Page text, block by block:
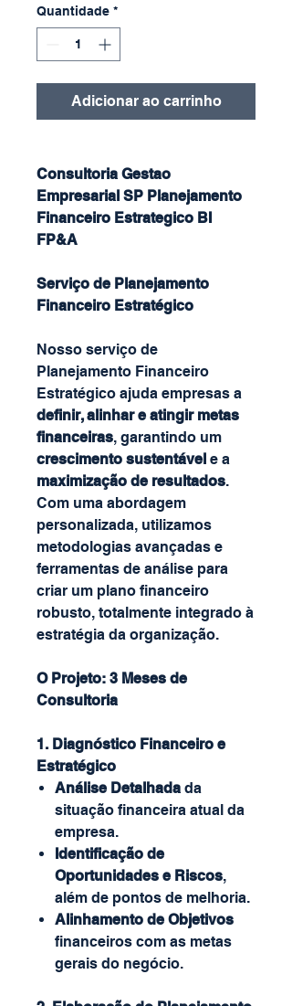
Quantidade *
Adicionar ao carrinho
Consultoria Gestao
Empresarial SP Planejamento
Financeiro Estrategico BI
FP&A
Serviço de Planejamento
Financeiro Estratégico
Nosso serviço de
Planejamento Financeiro
Estratégico ajuda empresas a
definir, alinhar e atingir metas
financeiras, garantindo um
crescimento sustentável e a
maximização de resultados.
Com uma abordagem
personalizada, utilizamos
metodologias avançadas e
ferramentas de análise para
criar um plano financeiro
robusto, totalmente integrado à
estratégia da organização.
O Projeto: 3 Meses de
Consultoria
1. Diagnóstico Financeiro e
Estratégico
Análise Detalhada da
situação financeira atual da
empresa.
Identificação de
Oportunidades e Riscos,
além de pontos de melhoria.
Alinhamento de Objetivos
financeiros com as metas
gerais do negócio.